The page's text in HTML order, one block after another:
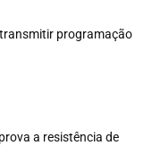
programação
a resistência de